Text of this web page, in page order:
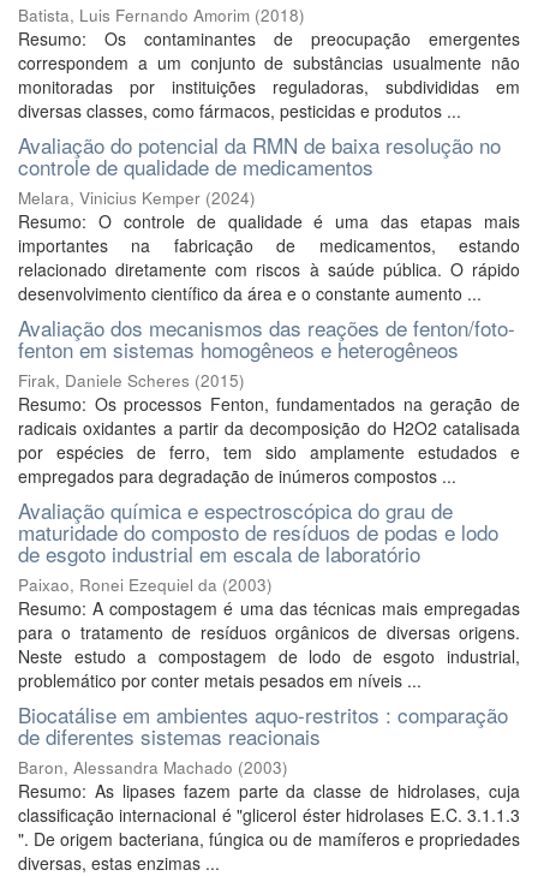
Batista, Luis Fernando Amorim (2018)
Resumo: Os contaminantes de preocupação emergentes
correspondem a um conjunto de substâncias usualmente não
monitoradas por instituições reguladoras, subdivididas em
diversas classes, como fármacos, pesticidas e produtos ...
Avaliação do potencial da RMN de baixa resolução no
controle de qualidade de medicamentos
Melara, Vinicius Kemper (2024)
Resumo: O controle de qualidade é uma das etapas mais
importantes na fabricação de medicamentos, estando
relacionado diretamente com riscos à saúde pública. O rápido
desenvolvimento científico da área e o constante aumento ...
Avaliação dos mecanismos das reações de fenton/foto-
fenton em sistemas homogêneos e heterogêneos
Firak, Daniele Scheres (2015)
Resumo: Os processos Fenton, fundamentados na geração de
radicais oxidantes a partir da decomposição do H2O2 catalisada
por espécies de ferro, tem sido amplamente estudados e
empregados para degradação de inúmeros compostos ...
Avaliação química e espectroscópica do grau de
maturidade do composto de resíduos de podas e lodo
de esgoto industrial em escala de laboratório
Paixao, Ronei Ezequiel da (2003)
Resumo: A compostagem é uma das técnicas mais empregadas
para o tratamento de resíduos orgânicos de diversas origens.
Neste estudo a compostagem de lodo de esgoto industrial,
problemático por conter metais pesados em níveis ...
Biocatálise em ambientes aquo-restritos : comparação
de diferentes sistemas reacionais
Baron, Alessandra Machado (2003)
Resumo: As lipases fazem parte da classe de hidrolases, cuja
classificação internacional é "glicerol éster hidrolases E.C. 3.1.1.3
". De origem bacteriana, fúngica ou de mamíferos e propriedades
diversas, estas enzimas ...